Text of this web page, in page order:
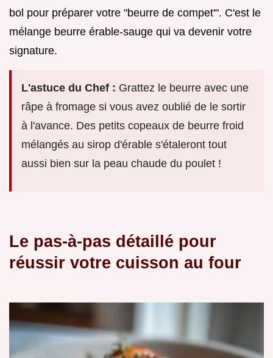
bol pour préparer votre "beurre de compet'". C'est le
mélange beurre érable-sauge qui va devenir votre
signature.
L'astuce du Chef : Grattez le beurre avec une
râpe à fromage si vous avez oublié de le sortir
à l'avance. Des petits copeaux de beurre froid
mélangés au sirop d'érable s'étaleront tout
aussi bien sur la peau chaude du poulet !
Le pas-à-pas détaillé pour
réussir votre cuisson au four